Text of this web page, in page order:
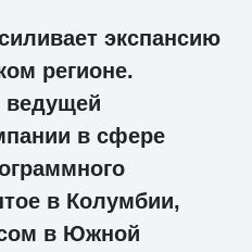
экспансию
регионе.
ведущей
в сфере
в Колумбии,
в Южной